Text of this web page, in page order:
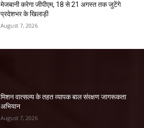
मेजबानी करेगा जीपीएम, 18 से 21 अगस्त तक जुटेंगे
प्रदेशभर के खिलाड़ी
August 7, 2026
मिशन वात्सल्य के तहत व्यापक बाल संरक्षण जागरूकता
अभियान
August 7, 2026